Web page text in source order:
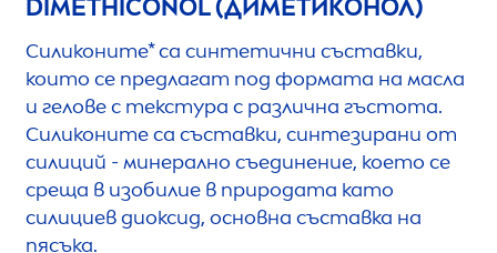
DIMETHICONOL (ДИМЕТИКОНОЛ)
Силиконите* са синтетични съставки,
които се предлагат под формата на масла
и гелове с текстура с различна гъстота.
Силиконите са съставки, синтезирани от
силиций - минерално съединение, което се
среща в изобилие в природата като
силициев диоксид, основна съставка на
пясъка.